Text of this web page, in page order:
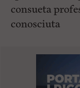
consueta
conosciuta